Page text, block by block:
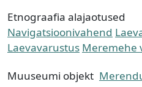
Etnograafia alajaotused
Navigatsioonivahend
Laevavarustus Meremehe
Muuseumi objekt